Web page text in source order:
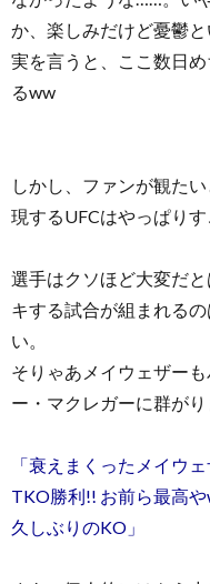
か、楽しみだけど憂鬱と
実を言うと、ここ数日
るww
しかし、ファンが観た
現するUFCはやっぱりす
選手はクソほど大変だ
キする試合が組まれる
い。
そりゃあメイウェザー
ー・マクレガーに群が
「衰えまくったメイウ
TKO勝利!! お前ら最高
久しぶりのKO」